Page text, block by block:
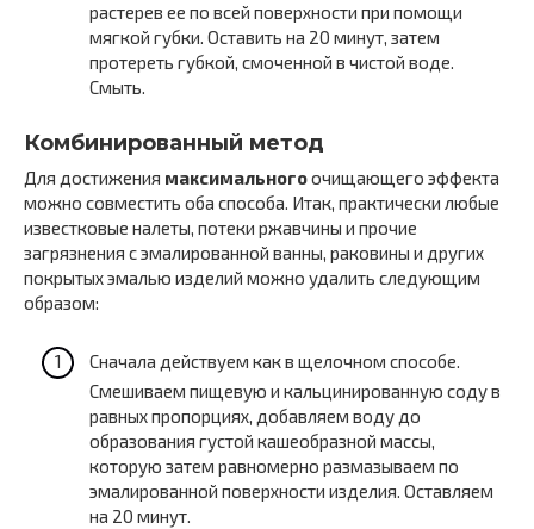
растерев ее по всей поверхности при помощи
мягкой губки. Оставить на 20 минут, затем
протереть губкой, смоченной в чистой воде.
Смыть.
Комбинированный метод
Для достижения максимальногоочищающего эффекта
можно совместить оба способа. Итак, практически любые
известковые налеты, потеки ржавчины и прочие
загрязнения с эмалированной ванны, раковины и других
покрытых эмалью изделий можно удалить следующим
образом:
Сначала действуем как в щелочном способе.
Смешиваем пищевую и кальцинированную соду в
равных пропорциях, добавляем воду до
образования густой кашеобразной массы,
которую затем равномерно размазываем по
эмалированной поверхности изделия. Оставляем
на 20 минут.